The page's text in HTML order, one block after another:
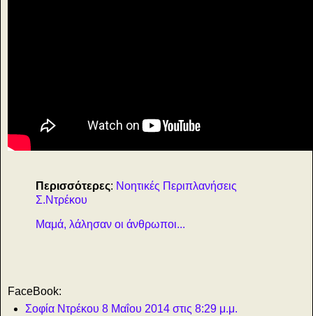
Περισσότερες: Νοητικές Περιπλανήσεις
Σ.Ντρέκου
Μαμά, λάλησαν οι άνθρωποι...
FaceBook:
Σοφία Ντρέκου 8 Μαΐου 2014 στις 8:29 μ.μ.